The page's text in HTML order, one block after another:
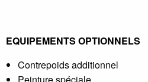
EQUIPEMENTS OPTIONNELS
Contrepoids additionnel
Peinture spéciale